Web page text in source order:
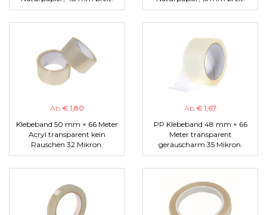
Ab € 1,80
Klebeband 50 mm × 66 Meter
Acryl transparent kein
Rauschen 32 Mikron.
Ab € 1,67
PP Klebeband 48 mm × 66
Meter transparent
geräuscharm 35 Mikron.